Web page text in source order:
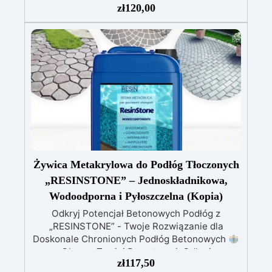
dzięki specjalnym filtrom UV
nie kapie, utrzymując precyzyjne i czyste wzory
Utwardza się w 12-24 godziny, zapewniając
błyszczącą i lśniącą powierzchnię
zł120,00
Żywica Metakrylowa do Podłóg Tłoczonych
„RESINSTONE” – Jednoskładnikowa,
Wodoodporna i Pyłoszczelna (Kopia)
Odkryj Potencjał Betonowych Podłóg z
„RESINSTONE” - Twoje Rozwiązanie dla
Doskonale Chronionych Podłóg Betonowych
Obrona Twojej Przestrzeni: Odkryj
konsolidacyjną, wodoodporną i pyłoszczelną
zł117,50